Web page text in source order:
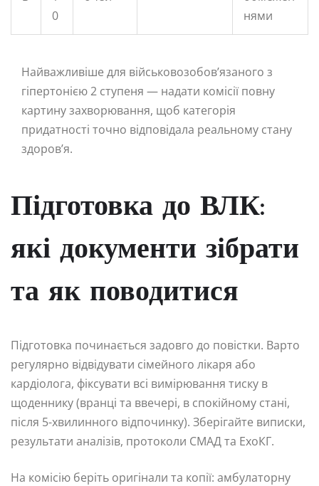
0
нями
Найважливіше для військовозобов’язаного з
гіпертонією 2 ступеня — надати комісії повну
картину захворювання, щоб категорія
придатності точно відповідала реальному стану
здоров’я.
Підготовка до ВЛК:
які документи зібрати
та як поводитися
Підготовка починається задовго до повістки. Варто
регулярно відвідувати сімейного лікаря або
кардіолога, фіксувати всі вимірювання тиску в
щоденнику (вранці та ввечері, в спокійному стані,
після 5-хвилинного відпочинку). Зберігайте виписки,
результати аналізів, протоколи СМАД та ЕхоКГ.
На комісію беріть оригінали та копії: амбулаторну